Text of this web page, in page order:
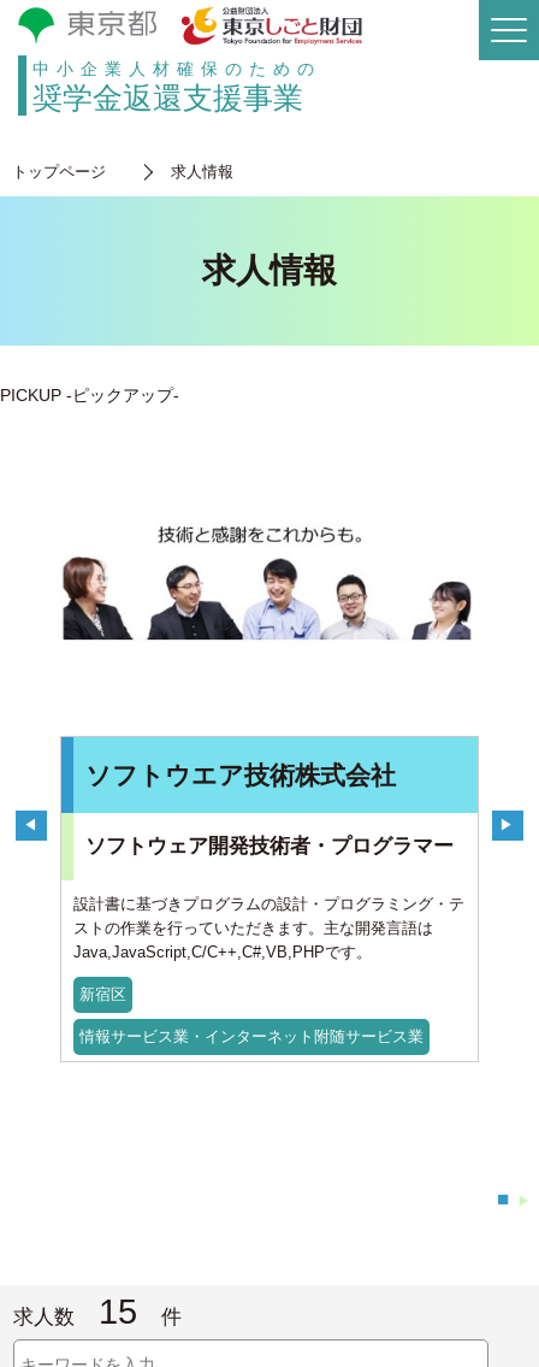
中小企業人材確保のための
奨学金返還支援事業
トップページ 求人情報
求人情報
PICKUP -ピックアップ-
ソフトウエア技術株式会社
ソフトウェア開発技術者・プログラマー
設計書に基づきプログラムの設計・プログラミング・テ
ストの作業を行っていただきます。主な開発言語は
Java,JavaScript,C/C++,C#,VB,PHPです。
新宿区
情報サービス業・インターネット附随サービス業
■ ▶
求人数 15 件